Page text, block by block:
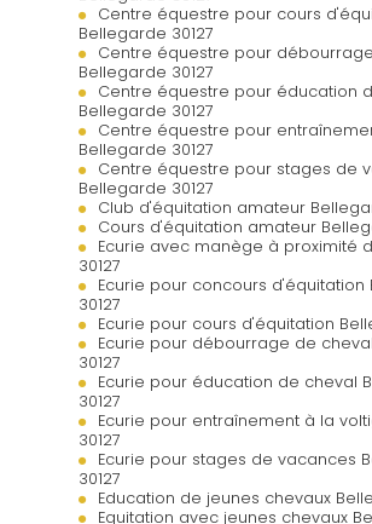
Centre équestre pour cours
Bellegarde 30127
Centre équestre pour
Bellegarde 30127
Centre équestre pour éducation
Bellegarde 30127
Centre équestre pour
Bellegarde 30127
Centre équestre pour stages de
Bellegarde 30127
Club d'équitation amateur
Cours d'équitation amateur
Ecurie avec manège à proximité
30127
Ecurie pour concours d'équitation
30127
Ecurie pour cours d'équitation
Ecurie pour débourrage de
30127
Ecurie pour éducation de cheval
30127
Ecurie pour entraînement à la
30127
Ecurie pour stages de vacances
30127
Education de jeunes chevaux
Equitation avec jeunes chevaux